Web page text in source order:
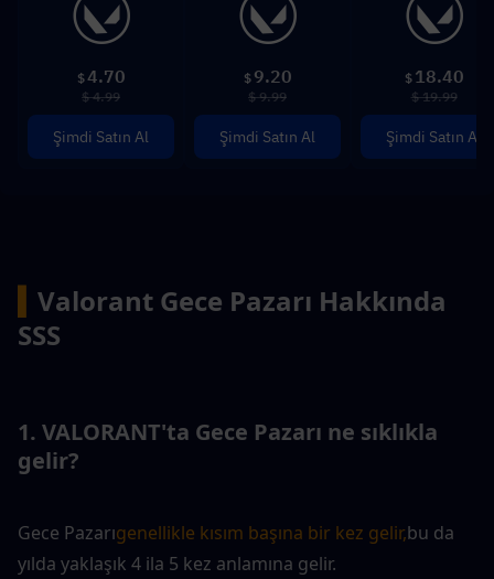
$4.70
$ 4.99
Şimdi Satın Al
$ 9.20
$ 9.99
Şimdi Satın Al
$ 18.40
$ 19.99
Şimdi Satın Al
Valorant Gece Pazarı Hakkında
SSS
1. VALORANT'ta Gece Pazarı ne sıklıkla
gelir?
Gece Pazarıgenellikle kısım başına bir kez gelir,bu da
yılda yaklaşık 4 ila 5 kez anlamına gelir.